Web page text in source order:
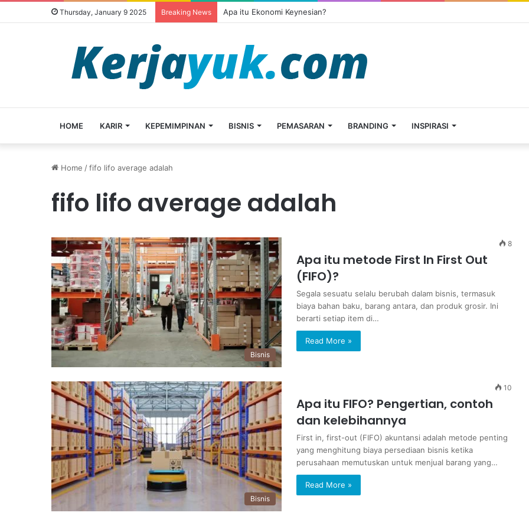
Thursday, January 9 2025 Breaking News Apa itu Ekonomi Keynesian?
HOME KARIR KEPEMIMPINAN BISNIS PEMASARAN BRANDING INSPIRASI
Home /fifo lifo average adalah
fifo lifo average adalah
Bisnis
8
Apa itu metode First In First Out
(FIFO)?
Segala sesuatu selalu berubah dalam bisnis, termasuk
biaya bahan baku, barang antara, dan produk grosir. Ini
berarti setiap item di…
Read More »
Bisnis
10
Apa itu FIFO? Pengertian, contoh
dan kelebihannya
First in, first-out (FIFO) akuntansi adalah metode penting
yang menghitung biaya persediaan bisnis ketika
perusahaan memutuskan untuk menjual barang yang…
Read More »